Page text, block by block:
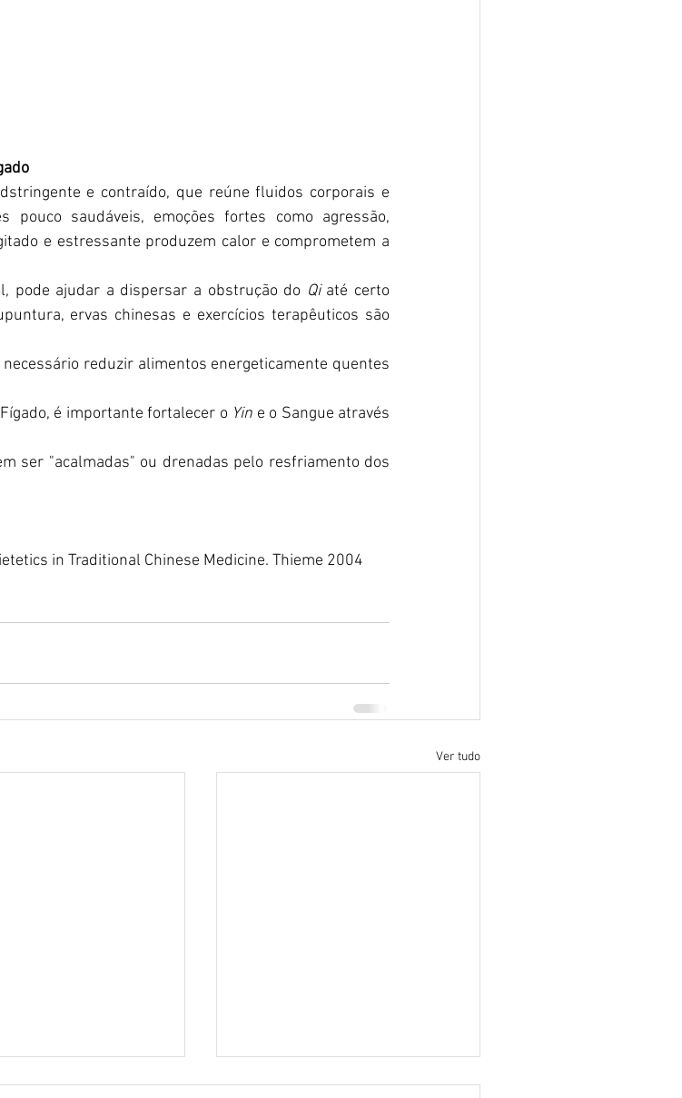
e contraído, que reúne fluidos corporais e
pouco saudáveis, emoções fortes como agressão,
e estressante produzem calor e comprometem a
pode ajudar a dispersar a obstrução do Qi até certo
ervas chinesas e exercícios terapêuticos são
reduzir alimentos energeticamente quentes
é importante fortalecer o Yin e o Sangue através
ser "acalmadas" ou drenadas pelo resfriamento dos
in Traditional Chinese Medicine. Thieme 2004
Ver tudo